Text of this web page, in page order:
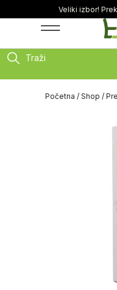
Veliki izbor!
Traži
Početna / Shop /